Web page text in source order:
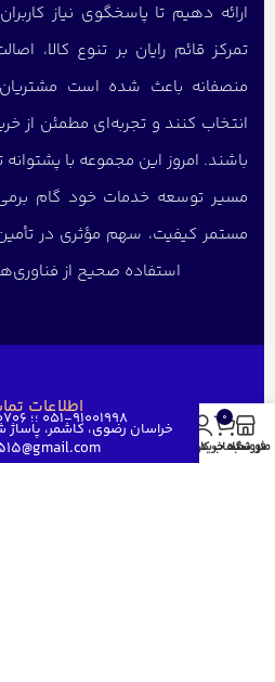
ارائه دهیم تا پاسخگوی نیاز
تمرکز قائم رایان بر تنوع کالا،
منصفانه باعث شده است مشتریان
انتخاب کنند و تجربه‌ای مطمئن از
باشند. امروز این مجموعه با
مسیر توسعه خدمات خود گام
مستمر کیفیت، سهم مؤثری در
استفاده صحیح از
اطلاعات
051-91001998 ؛؛ 09332700706
خراسان رضوی، کاشمر، پاساژ
منوفروشگاه
0
سبد خرید
حساب کاربری من